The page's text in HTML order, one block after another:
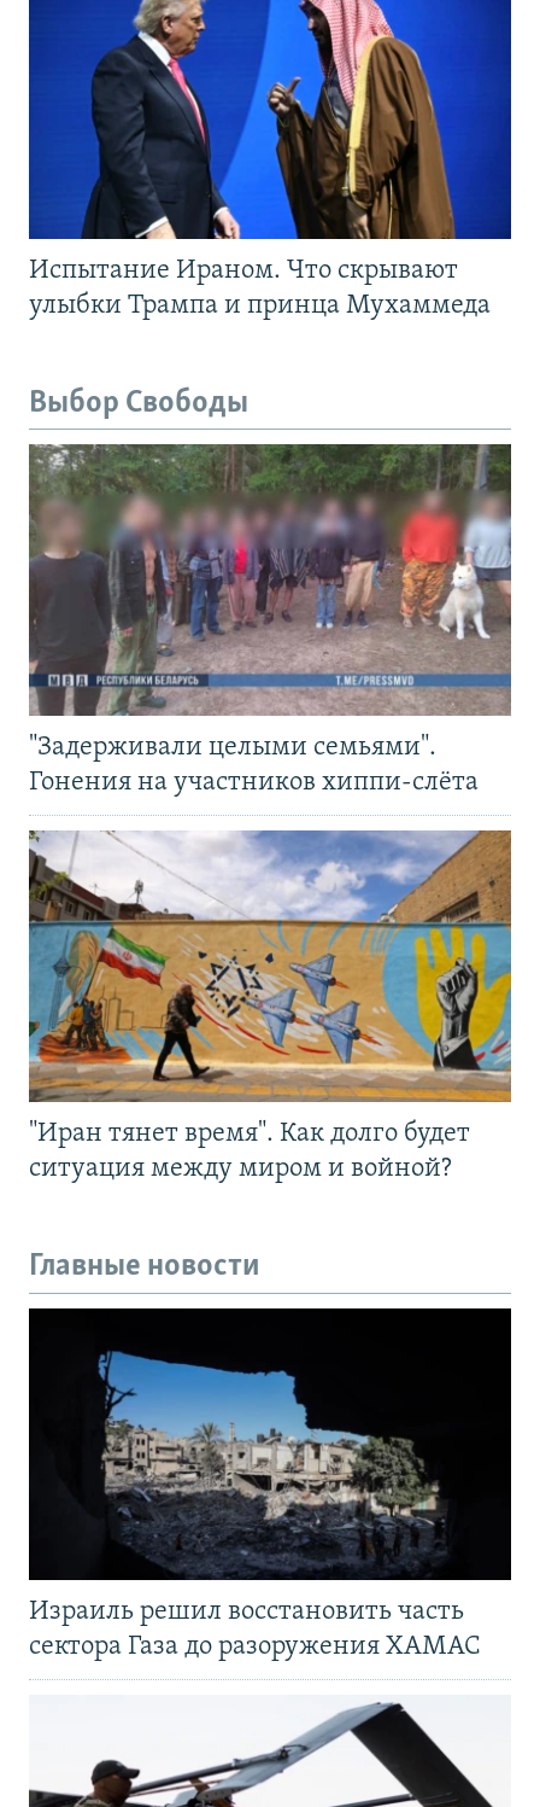
Испытание Ираном. Что скрывают
улыбки Трампа и принца Мухаммеда
Выбор Свободы
"Задерживали целыми семьями".
Гонения на участников хиппи-слёта
"Иран тянет время". Как долго будет
ситуация между миром и войной?
Главные новости
Израиль решил восстановить часть
сектора Газа до разоружения ХАМАС